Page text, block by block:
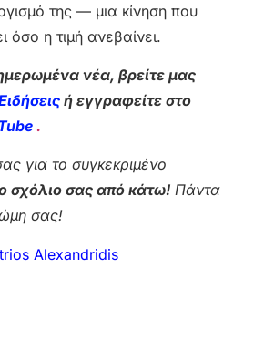
της — μια κίνηση που
όσο η τιμή ανεβαίνει.
νέα, βρείτε μας
ή εγγραφείτε στο
.
για το συγκεκριμένο
σχόλιο σας από κάτω! Πάντα
σας!
Alexandridis